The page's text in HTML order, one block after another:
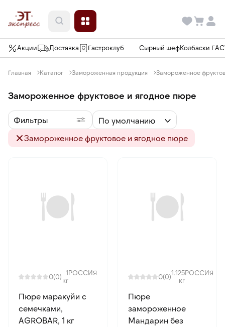
Акции Доставка Гастроклуб Сырный шефКолбаски
Главная Каталог Замороженная продукция Замороженное
Замороженное фруктовое и ягодное пюре
Фильтры
По умолчанию
Замороженное фруктовое и ягодное пюре
0(0) 1
кг
РОССИЯ
Пюре маракуйи с
семечками,
AGROBAR, 1 кг
0(0)1.125
кг
РОССИЯ
Пюре
замороженное
Мандарин без